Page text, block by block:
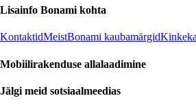
Lisainfo Bonami kohta
KontaktidMeistBonami kaubamärgid
Mobiilirakenduse allalaadimine
Jälgi meid sotsiaalmeedias